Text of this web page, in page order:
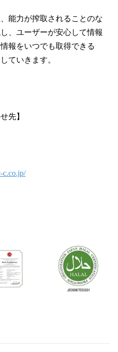
能力が搾取されることのな
、ユーザーが安心して情報
報をいつでも取得できる
ていきます。
先】
c.co.jp/